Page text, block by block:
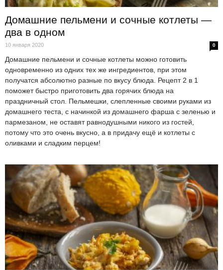
Домашние пельмени и сочные котлеты —
два в одном
10 января 2020 0
Домашние пельмени и сочные котлеты можно готовить
одновременно из одних тех же ингредиентов, при этом
получатся абсолютно разные по вкусу блюда. Рецепт 2 в 1
поможет быстро приготовить два горячих блюда на
праздничный стол. Пельмешки, слепленные своими руками из
домашнего теста, с начинкой из домашнего фарша с зеленью и
пармезаном, не оставят равнодушными никого из гостей,
потому что это очень вкусно, а в придачу ещё и котлеты с
оливками и сладким перцем!